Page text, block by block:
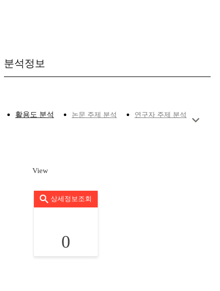
분석정보
활용도 분석 논문 주제 분석 연구자 주제 분석
View
상세정보조회
0